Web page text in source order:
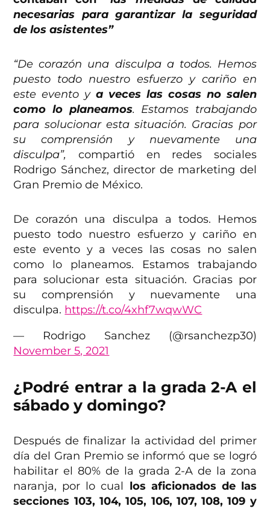
necesarias para garantizar la seguridad
de los asistentes”
“De corazón una disculpa a todos. Hemos
puesto todo nuestro esfuerzo y cariño en
este evento ya veces las cosas no salen
como lo planeamos. Estamos trabajando
para solucionar esta situación. Gracias por
su comprensión y nuevamente una
disculpa”,
compartió en redes sociales
Rodrigo Sánchez, director de marketing del
Gran Premio de México.
De corazón una disculpa a todos. Hemos
puesto todo nuestro esfuerzo y cariño en
este evento y a veces las cosas no salen
como lo planeamos. Estamos trabajando
para solucionar esta situación. Gracias por
su comprensión y nuevamente una
disculpa. https://t.co/4xhf7wqwWC
— Rodrigo Sanchez (@rsanchezp30)
November 5, 2021
¿Podré entrar a la grada 2-A el
sábado y domingo?
Después de finalizar la actividad del primer
día del Gran Premio se informó que se logró
habilitar el 80% de la grada 2-A de la zona
naranja, por lo cual los aficionados de las
secciones 103, 104, 105, 106, 107, 108, 109 y